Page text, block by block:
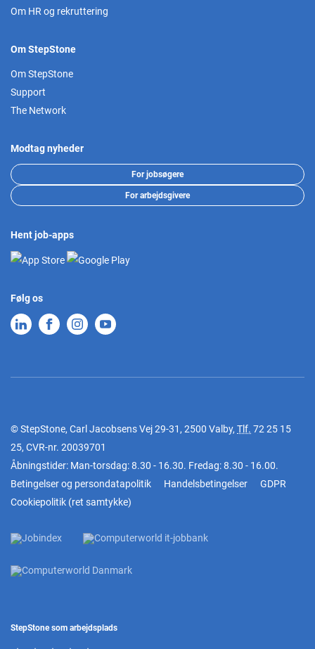
Om HR og rekruttering
Om StepStone
Om StepStone
Support
The Network
Modtag nyheder
For jobsøgere
For arbejdsgivere
Hent job-apps
Følg os
© StepStone, Carl Jacobsens Vej 29-31, 2500 Valby, Tlf. 72 25 15
25, CVR-nr. 20039701
Åbningstider: Man-torsdag: 8.30 - 16.30. Fredag: 8.30 - 16.00.
Betingelser og persondatapolitik
Handelsbetingelser
GDPR
Cookiepolitik (ret samtykke)
StepStone som arbejdsplads